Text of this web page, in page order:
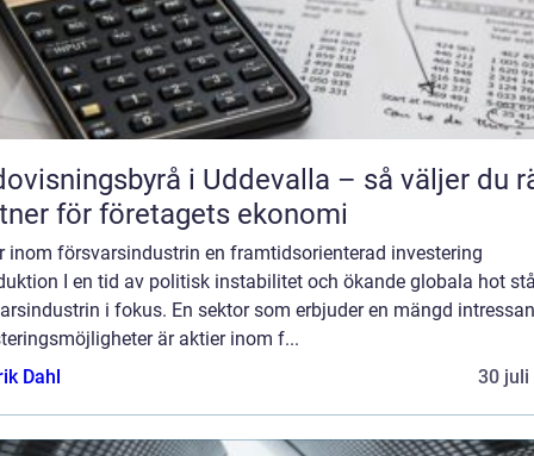
i Uddevalla – så väljer du
för företagets ekonomi
inom försvarsindustrin en framtidsorienterad investering
I en tid av politisk instabilitet och ökande globala hot
i fokus. En sektor som erbjuder en mängd
är aktier inom f...
Dahl
30 juli